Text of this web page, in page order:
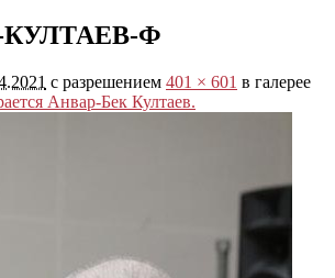
Ф
с разрешением 401 × 601 в галерее
Анвар-Бек Култаев.